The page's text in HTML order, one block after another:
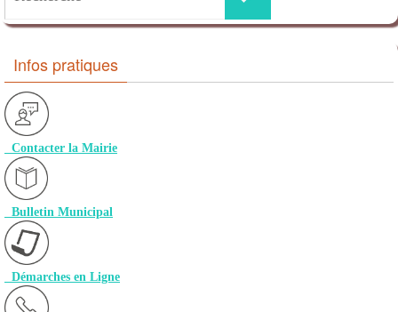
Infos pratiques
Contacter la Mairie
Bulletin Municipal
Démarches en Ligne